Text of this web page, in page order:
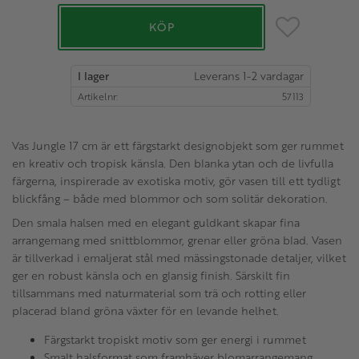
KÖP Lägg till i
I lager
Artikelnr 57113
Vas Jungle 17 cm är ett färgstarkt designobjekt som ger rummet
en kreativ och tropisk känsla. Den blanka ytan och de livfulla
färgerna, inspirerade av exotiska motiv, gör vasen till ett tydligt
blickfång – både med blommor och som solitär dekoration.
Den smala halsen med en elegant guldkant skapar fina
arrangemang med snittblommor, grenar eller gröna blad. Vasen
är tillverkad i emaljerat stål med mässingstonade detaljer, vilket
ger en robust känsla och en glansig finish. Särskilt fin
tillsammans med naturmaterial som trä och rotting eller
placerad bland gröna växter för en levande helhet.
Färgstarkt tropiskt motiv som ger energi i rummet